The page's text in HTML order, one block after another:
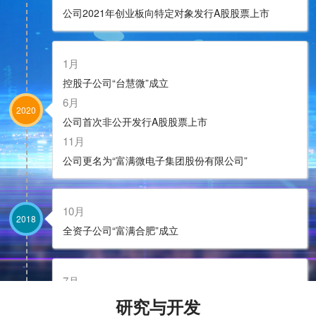
公司2021年创业板向特定对象发行A股股票上市
2020
1月
控股子公司“台慧微”成立
6月
公司首次非公开发行A股股票上市
11月
公司更名为“富满微电子集团股份有限公司”
2018 10月
全资子公司“富满合肥”成立
7月
深交所创业板挂牌上市
研究与开发